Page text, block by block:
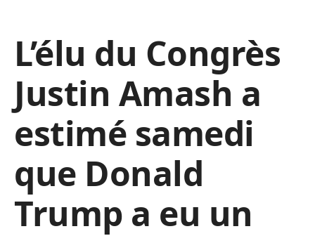
L’élu du Congrès
Justin Amash a
estimé samedi
que Donald
Trump a eu un